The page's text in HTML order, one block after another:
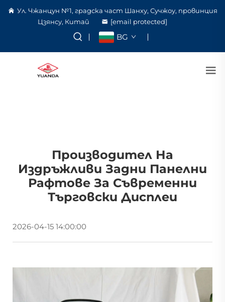
Ул. Чжанцун №1, градска част Шанху, Сучжоу, провинция
Цзянсу, Китай
[email protected]
BG
Производител На
Издръжливи Задни Панелни
Рафтове За Съвременни
Търговски Дисплеи
2026-04-15 14:00:00